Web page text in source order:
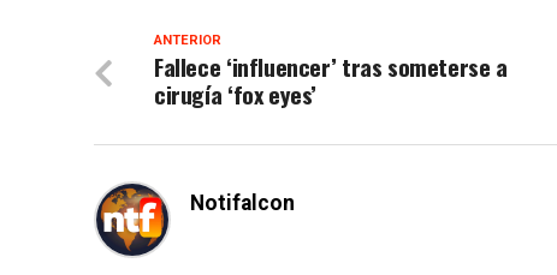
ANTERIOR
Fallece ‘influencer’ tras someterse a
cirugía ‘fox eyes’
Notifalcon